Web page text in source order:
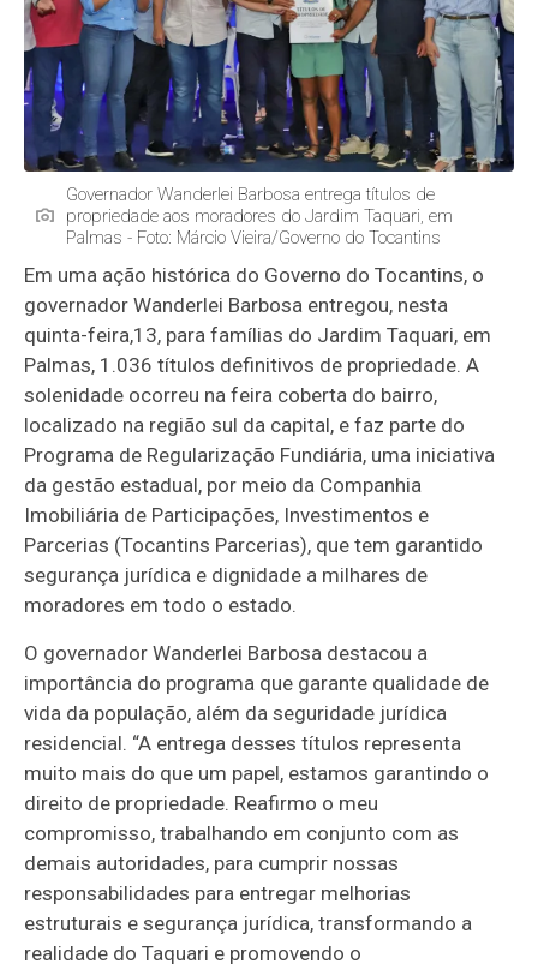
Governador Wanderlei Barbosa entrega títulos de
propriedade aos moradores do Jardim Taquari, em
Palmas - Foto: Márcio Vieira/Governo do Tocantins
Em uma ação histórica do Governo do Tocantins, o
governador Wanderlei Barbosa entregou, nesta
quinta-feira,13, para famílias do Jardim Taquari, em
Palmas, 1.036 títulos definitivos de propriedade. A
solenidade ocorreu na feira coberta do bairro,
localizado na região sul da capital, e faz parte do
Programa de Regularização Fundiária, uma iniciativa
da gestão estadual, por meio da Companhia
Imobiliária de Participações, Investimentos e
Parcerias (Tocantins Parcerias), que tem garantido
segurança jurídica e dignidade a milhares de
moradores em todo o estado.
O governador Wanderlei Barbosa destacou a
importância do programa que garante qualidade de
vida da população, além da seguridade jurídica
residencial. “A entrega desses títulos representa
muito mais do que um papel, estamos garantindo o
direito de propriedade. Reafirmo o meu
compromisso, trabalhando em conjunto com as
demais autoridades, para cumprir nossas
responsabilidades para entregar melhorias
estruturais e segurança jurídica, transformando a
realidade do Taquari e promovendo o